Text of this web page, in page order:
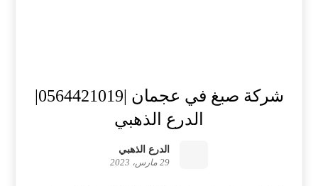
الدرع الذهبي
الدرع الذهبي
29 مارس، 2023